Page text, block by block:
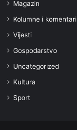
Magazin
Kolumne i komentari
Vijesti
Gospodarstvo
Uncategorized
Kultura
Sport